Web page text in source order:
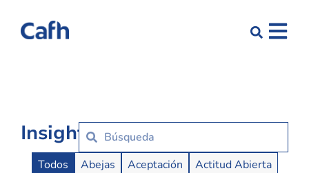
Insights
Insights Buttons
Todos Abejas Aceptación
Actitud Abierta